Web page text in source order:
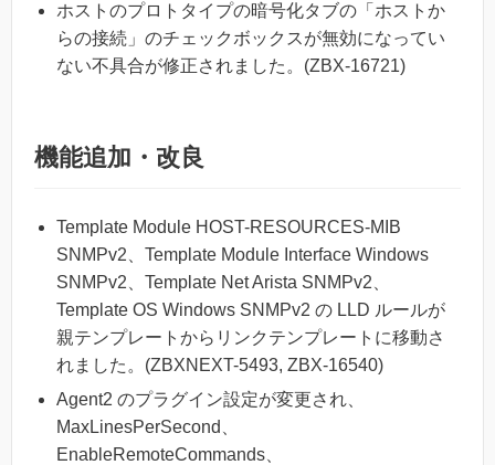
ホストのプロトタイプの暗号化タブの「ホストか
らの接続」のチェックボックスが無効になってい
ない不具合が修正されました。(ZBX-16721)
機能追加・改良
Template Module HOST-RESOURCES-MIB
SNMPv2、Template Module Interface Windows
SNMPv2、Template Net Arista SNMPv2、
Template OS Windows SNMPv2 の LLD ルールが
親テンプレートからリンクテンプレートに移動さ
れました。(ZBXNEXT-5493, ZBX-16540)
Agent2 のプラグイン設定が変更され、
MaxLinesPerSecond、
EnableRemoteCommands、